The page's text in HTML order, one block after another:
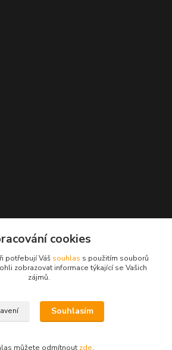
cookies
potřebují Váš souhlas s použitím souborů
zobrazovat informace týkající se Vašich
zájmů.
Souhlasím
můžete odmítnout zde.